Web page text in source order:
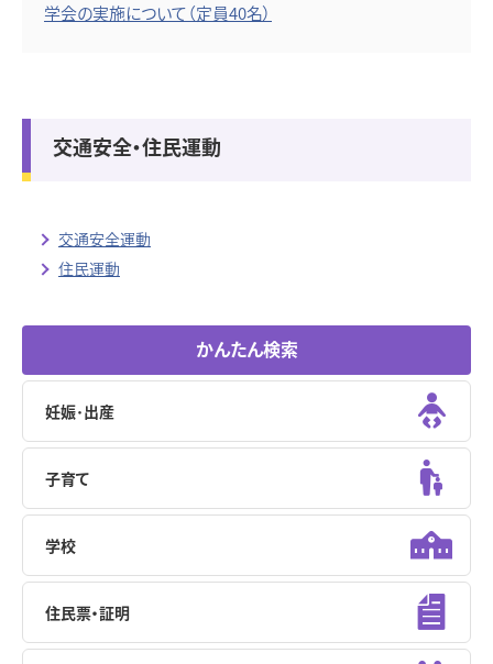
学会の実施について（定員40名）
交通安全・住民運動
交通安全運動
住民運動
かんたん検索
妊娠･出産
子育て
学校
住民票・証明